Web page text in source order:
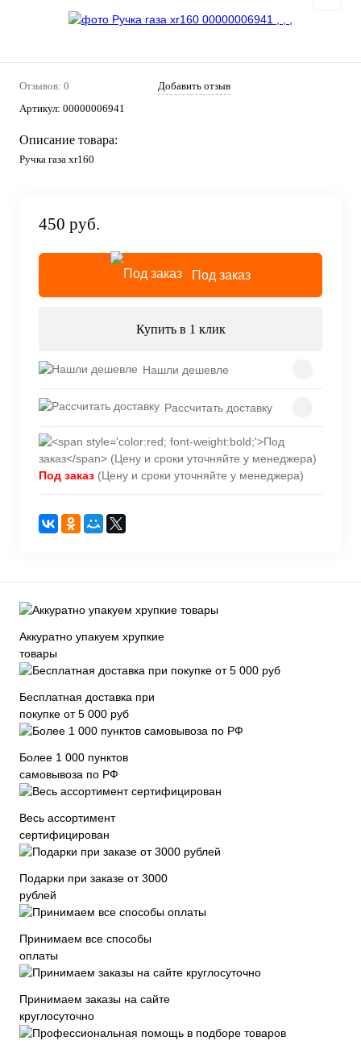
Отзывов: 0
Добавить отзыв
Артикул: 00000006941
Описание товара:
Ручка газа xr160
450 руб.
Под заказ
Купить в 1 клик
Нашли дешевле
Рассчитать доставку
Под заказ (Цену и сроки уточняйте у менеджера)
Аккуратно упакуем хрупкие
товары
Бесплатная доставка при
покупке от 5 000 руб
Более 1 000 пунктов
самовывоза по РФ
Весь ассортимент
сертифицирован
Подарки при заказе от 3000
рублей
Принимаем все способы
оплаты
Принимаем заказы на сайте
круглосуточно